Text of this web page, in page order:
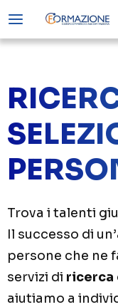
contenuto
Trova i talenti
Il successo di
persone che ne
servizi di ricerca
aiutiamo a